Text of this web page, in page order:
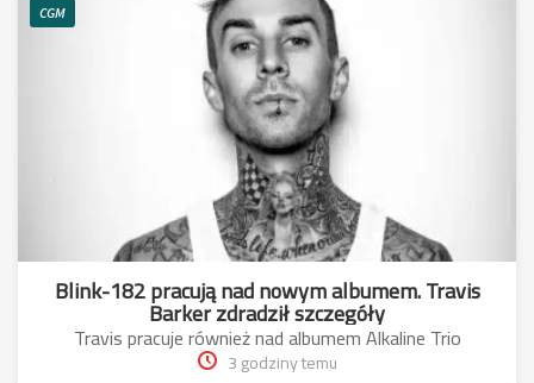
CGM
Blink-182 pracują nad nowym albumem. Travis
Barker zdradził szczegóły
Travis pracuje również nad albumem Alkaline Trio
3 godziny temu